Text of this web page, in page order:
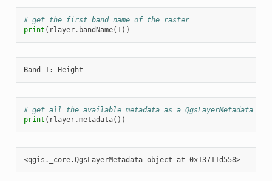
# get the first band name of the raster
print ( rlayer. bandName( 1))
# get all the available metadata as a QgsLayerMetadata
print ( rlayer.metadata())
<qgis._core.QgsLayerMetadata object at 0x13711d558>